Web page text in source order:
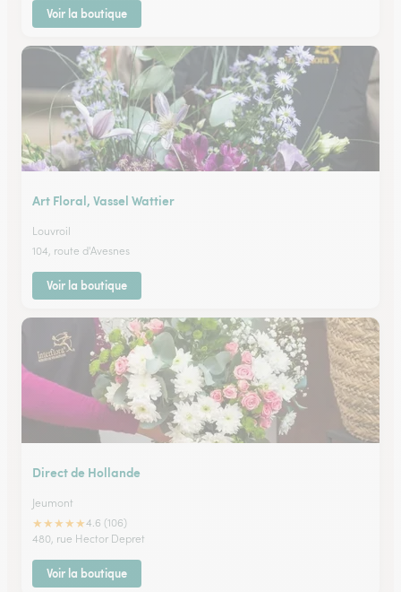
Voir la boutique
Art Floral, Vassel Wattier
Louvroil
104, route d'Avesnes
Voir la boutique
Direct de Hollande
Jeumont
★★★★★4.6 (106)
480, rue Hector Depret
Voir la boutique